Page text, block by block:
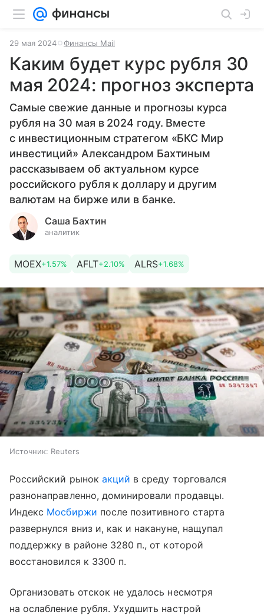
29 мая 2024 Финансы Mail
Каким будет курс рубля 30
мая 2024: прогноз эксперта
Самые свежие данные и прогнозы курса
рубля на 30 мая в 2024 году. Вместе
с инвестиционным стратегом «БКС Мир
инвестиций» Александром Бахтиным
рассказываем об актуальном курсе
российского рубля к доллару и другим
валютам на бирже или в банке.
Саша Бахтин
аналитик
MOEX+1.57% AFLT+2.10% ALRS+1.68%
Источник: Reuters
Российский рынок акций в среду торговался
разнонаправленно, доминировали продавцы.
Индекс Мосбиржи после позитивного старта
развернулся вниз и, как и накануне, нащупал
поддержку в районе 3280 п., от которой
восстановился к 3300 п.
Организовать отскок не удалось несмотря
на ослабление рубля. Ухудшить настрой